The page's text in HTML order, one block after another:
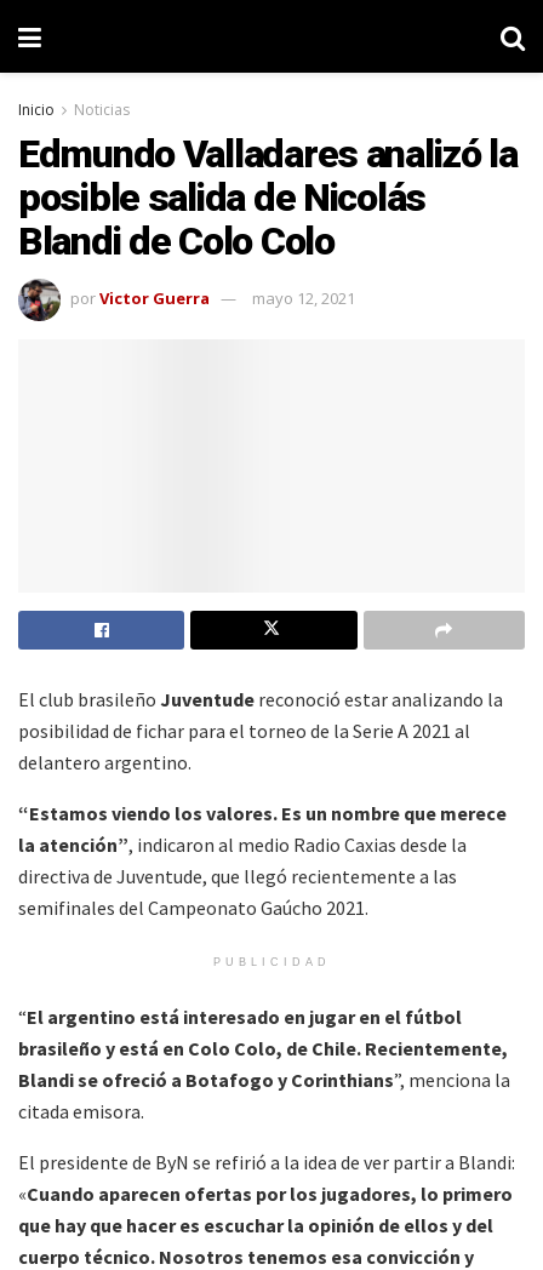
Inicio Noticias
Edmundo Valladares analizó la
posible salida de Nicolás
Blandi de Colo Colo
porVictor Guerra mayo 12, 2021
El club brasileño Juventude reconoció estar analizando la
posibilidad de fichar para el torneo de la Serie A 2021 al
delantero argentino.
“Estamos viendo los valores. Es un nombre que merece
la atención”, indicaron al medio Radio Caxias desde la
directiva de Juventude, que llegó recientemente a las
semifinales del Campeonato Gaúcho 2021.
PUBLICIDAD
“El argentino está interesado en jugar en el fútbol
brasileño y está en Colo Colo, de Chile. Recientemente,
Blandi se ofreció a Botafogo y Corinthians”, menciona la
citada emisora.
El presidente de ByN se refirió a la idea de ver partir a Blandi:
«Cuando aparecen ofertas por los jugadores, lo primero
que hay que hacer es escuchar la opinión de ellos y del
cuerpo técnico. Nosotros tenemos esa convicción y